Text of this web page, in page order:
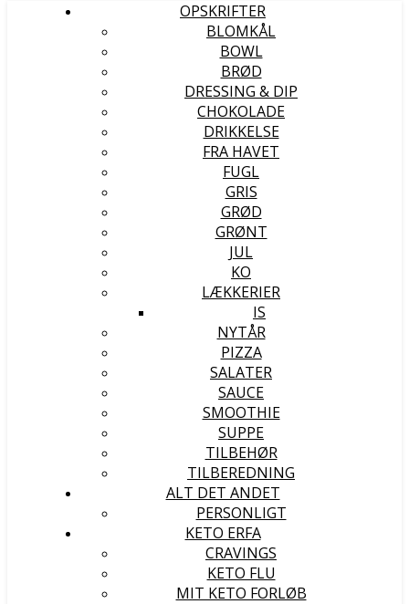
OPSKRIFTER
BLOMKÅL
BOWL
BRØD
DRESSING & DIP
CHOKOLADE
DRIKKELSE
FRA HAVET
FUGL
GRIS
GRØD
GRØNT
JUL
KO
LÆKKERIER
IS
NYTÅR
PIZZA
SALATER
SAUCE
SMOOTHIE
SUPPE
TILBEHØR
TILBEREDNING
ALT DET ANDET
PERSONLIGT
KETO ERFA
CRAVINGS
KETO FLU
MIT KETO FORLØB